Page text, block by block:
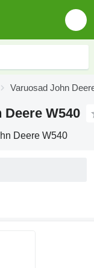
Varuosad John
W540
Deere W540